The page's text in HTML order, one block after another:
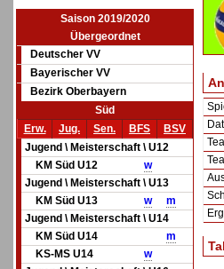
Saison 2019/2020
Übergeordnet
Deutscher VV
Bayerischer VV
Bezirk Oberbayern
Süd
Erw.
Jug. Sen. BFS
BSV
Jugend \ Meisterschaft \ U12
KM Süd U12
w
Jugend \ Meisterschaft \ U13
KM Süd U13
w
m
Jugend \ Meisterschaft \ U14
KM Süd U14
m
KS-MS U14
w